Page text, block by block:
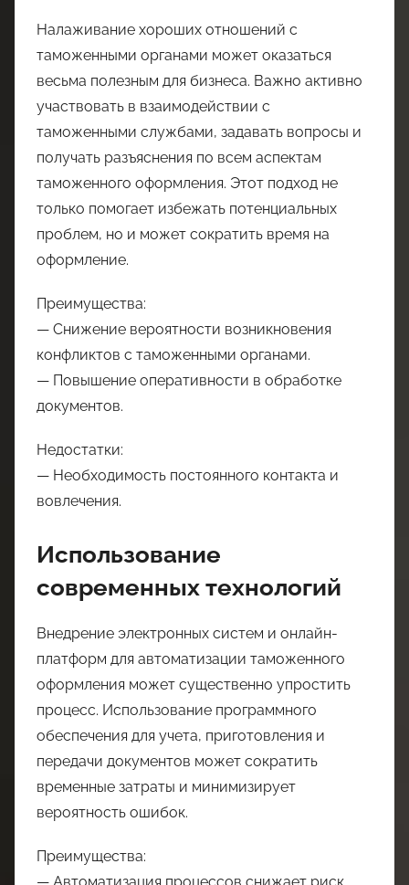
Налаживание хороших отношений с
таможенными органами может оказаться
весьма полезным для бизнеса. Важно активно
участвовать в взаимодействии с
таможенными службами, задавать вопросы и
получать разъяснения по всем аспектам
таможенного оформления. Этот подход не
только помогает избежать потенциальных
проблем, но и может сократить время на
оформление.
Преимущества:
— Снижение вероятности возникновения
конфликтов с таможенными органами.
— Повышение оперативности в обработке
документов.
Недостатки:
— Необходимость постоянного контакта и
вовлечения.
Использование
современных технологий
Внедрение электронных систем и онлайн-
платформ для автоматизации таможенного
оформления может существенно упростить
процесс. Использование программного
обеспечения для учета, приготовления и
передачи документов может сократить
временные затраты и минимизирует
вероятность ошибок.
Преимущества: